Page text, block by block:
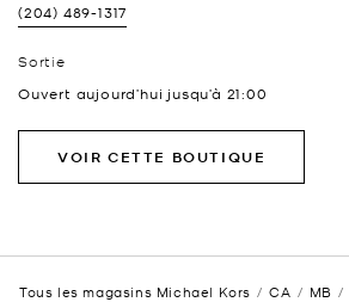
(204) 489-1317
Sortie
Ouvert aujourd’hui jusqu’à 21:00
VOIR CETTE BOUTIQUE
Tous les magasins Michael Kors CA MB